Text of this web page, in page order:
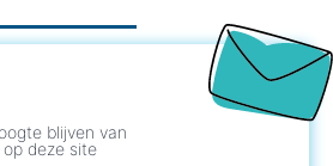
blijven van
deze site